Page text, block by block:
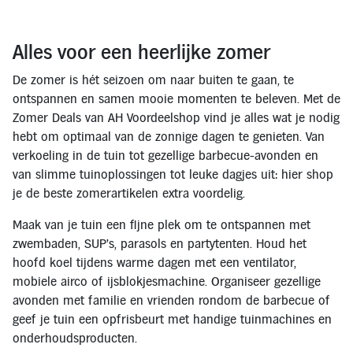
Alles voor een heerlijke zomer
De zomer is hét seizoen om naar buiten te gaan, te
ontspannen en samen mooie momenten te beleven. Met de
Zomer Deals van AH Voordeelshop vind je alles wat je nodig
hebt om optimaal van de zonnige dagen te genieten. Van
verkoeling in de tuin tot gezellige barbecue-avonden en
van slimme tuinoplossingen tot leuke dagjes uit: hier shop
je de beste zomerartikelen extra voordelig.
Maak van je tuin een fijne plek om te ontspannen met
zwembaden, SUP's, parasols en partytenten. Houd het
hoofd koel tijdens warme dagen met een ventilator,
mobiele airco of ijsblokjesmachine. Organiseer gezellige
avonden met familie en vrienden rondom de barbecue of
geef je tuin een opfrisbeurt met handige tuinmachines en
onderhoudsproducten.